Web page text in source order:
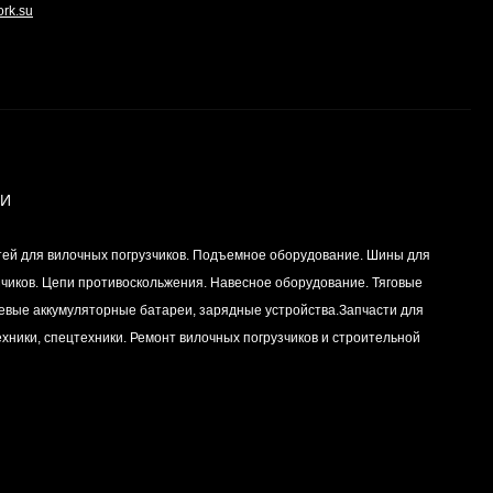
для вилочных погрузчиков. Подъемное оборудование. Шины для
Цепи противоскольжения. Навесное оборудование. Тяговые
аккумуляторные батареи, зарядные устройства.Запчасти для
спецтехники. Ремонт вилочных погрузчиков и строительной